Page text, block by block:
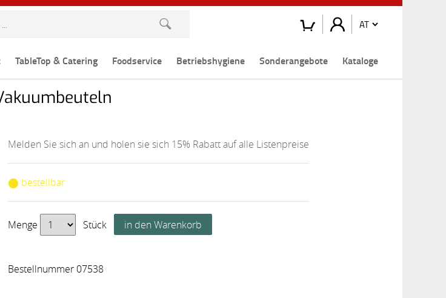
TableTop & Catering Foodservice Betriebshygiene Sonderangebote Kataloge
Melden Sie sich an und holen sie sich 15% Rabatt auf alle Listenpreise
⬤ bestellbar
Menge Stück
Bestellnummer 07538